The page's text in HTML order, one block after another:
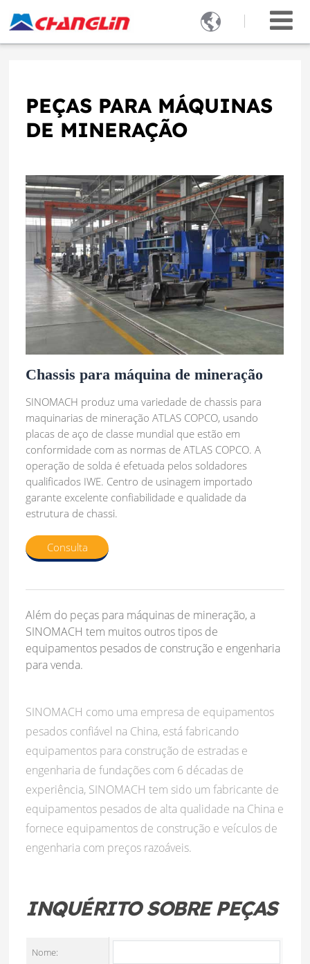

PEÇAS PARA MÁQUINAS
DE MINERAÇÃO
Chassis para máquina de mineração
SINOMACH produz uma variedade de chassis para
maquinarias de mineração ATLAS COPCO, usando
placas de aço de classe mundial que estão em
conformidade com as normas de ATLAS COPCO. A
operação de solda é efetuada pelos soldadores
qualificados IWE. Centro de usinagem importado
garante excelente confiabilidade e qualidade da
estrutura de chassi.
Consulta
Além do peças para máquinas de mineração, a
SINOMACH tem muitos outros tipos de
equipamentos pesados de construção e engenharia
para venda.
SINOMACH como uma empresa de equipamentos
pesados confiável na China, está fabricando
equipamentos para construção de estradas e
engenharia de fundações com 6 décadas de
experiência, SINOMACH tem sido um fabricante de
equipamentos pesados de alta qualidade na China e
fornece equipamentos de construção e veículos de
engenharia com preços razoáveis.
INQUÉRITO SOBRE PEÇAS
Nome: